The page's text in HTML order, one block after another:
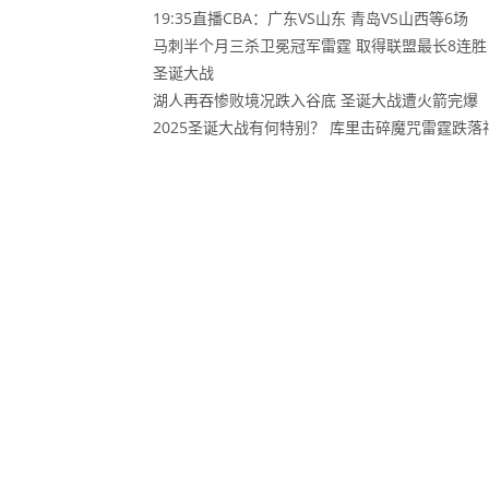
19:35直播CBA：广东VS山东 青岛VS山西等6场
马刺半个月三杀卫冕冠军雷霆 取得联盟最长8连胜
圣诞大战
湖人再吞惨败境况跌入谷底 圣诞大战遭火箭完爆
2025圣诞大战有何特别？ 库里击碎魔咒雷霆跌落